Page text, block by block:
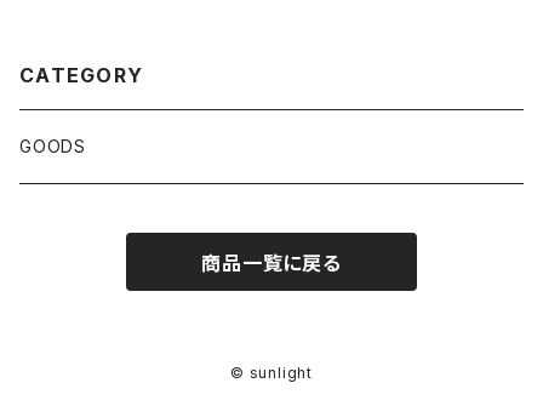
CATEGORY
GOODS
商品一覧に戻る
© sunlight